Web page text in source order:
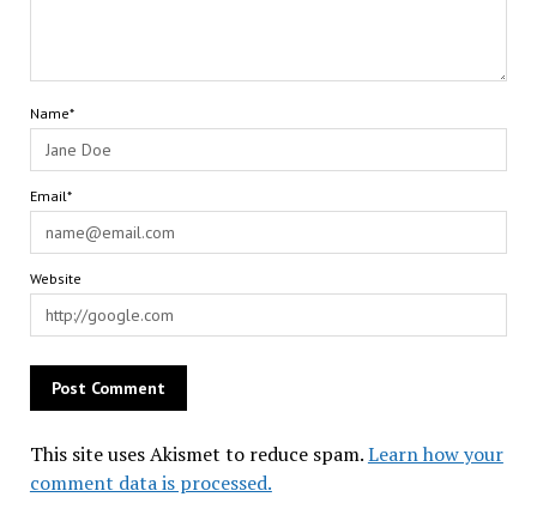
Name*
Email*
Website
This site uses Akismet to reduce spam.Learn how your
comment data is processed.